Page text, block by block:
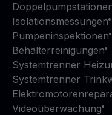
Isolationsmessungen
Pumpeninspektionen
Behälterreinigungen
Systemtrenner
Systemtrenner
Videoüberwachung